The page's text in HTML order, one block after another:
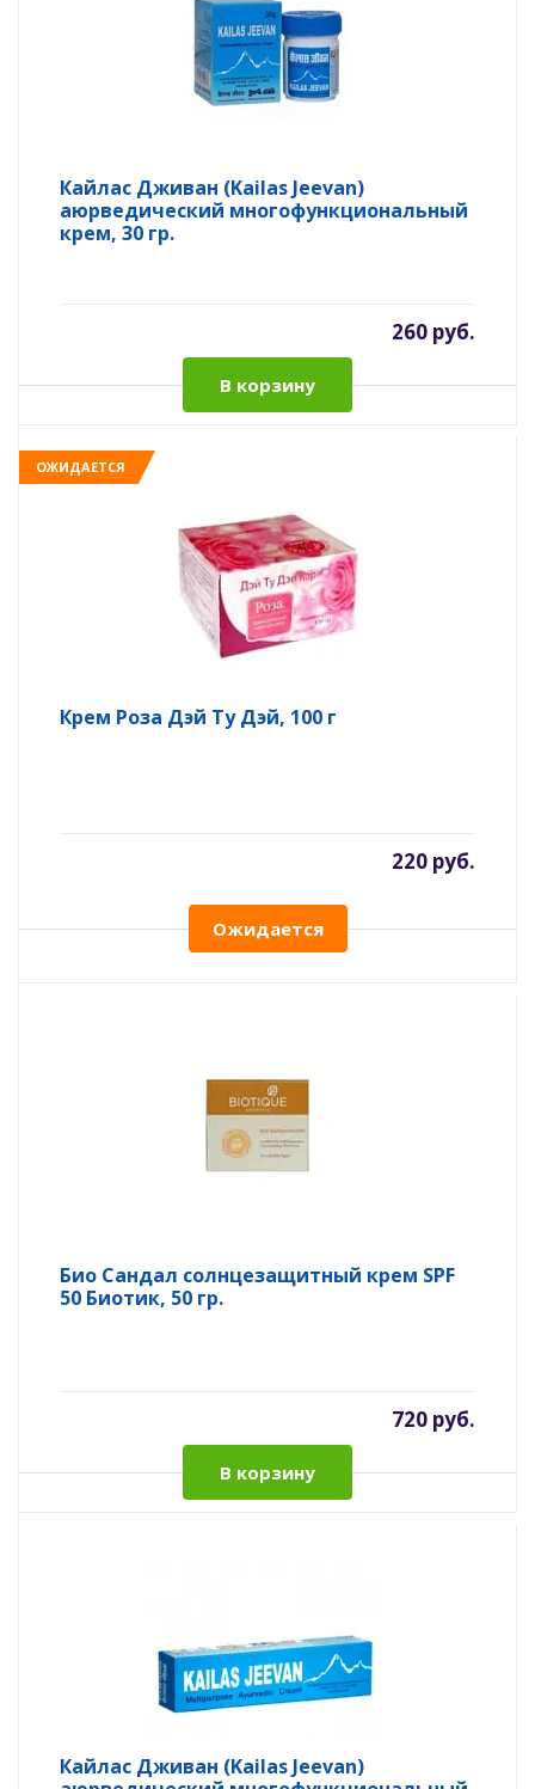
Кайлас Дживан (Kailas Jeevan)
аюрведический многофункциональный
крем, 30 гр.
260 руб.
В корзину
ОЖИДАЕТСЯ
Крем Роза Дэй Ту Дэй, 100 г
220 руб.
Ожидается
Био Сандал солнцезащитный крем SPF
50 Биотик, 50 гр.
720 руб.
В корзину
Кайлас Дживан (Kailas Jeevan)